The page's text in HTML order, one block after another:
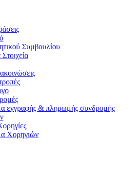
Συμβουλίου
εγγραφής & πληρωμής συνδρομής
Χορηγιών